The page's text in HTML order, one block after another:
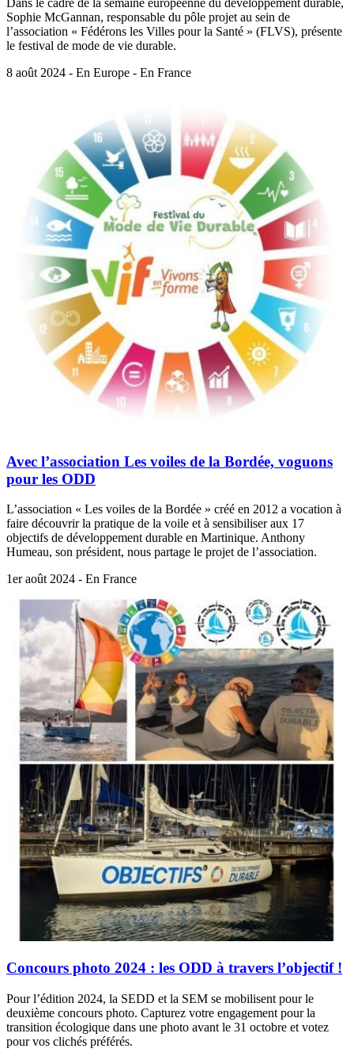
Dans le cadre de la semaine européenne du développement durable,
Sophie McGannan, responsable du pôle projet au sein de
l’association « Fédérons les Villes pour la Santé » (FLVS), présente
le festival de mode de vie durable.
8 août 2024 - En Europe - En France
Avec l’association Les voiles de la Bordée, voguons
pour les ODD
L’association « Les voiles de la Bordée » créé en 2012 a vocation à
faire découvrir la pratique de la voile et à sensibiliser aux 17
objectifs de développement durable en Martinique. Anthony
Humeau, son président, nous partage le projet de l’association.
1er août 2024 - En France
Concours photo 2024 : les ODD à travers l’objectif !
Pour l’édition 2024, la SEDD et la SEM se mobilisent pour le
deuxième concours photo. Capturez votre engagement pour la
transition écologique dans une photo avant le 31 octobre et votez
pour vos clichés préférés.